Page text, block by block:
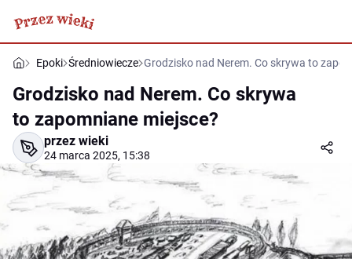
Epoki Średniowiecze Grodzisko nad Nerem. Co skrywa to
Grodzisko nad Nerem. Co skrywa
to zapomniane miejsce?
przez wieki
24 marca 2025, 15:38